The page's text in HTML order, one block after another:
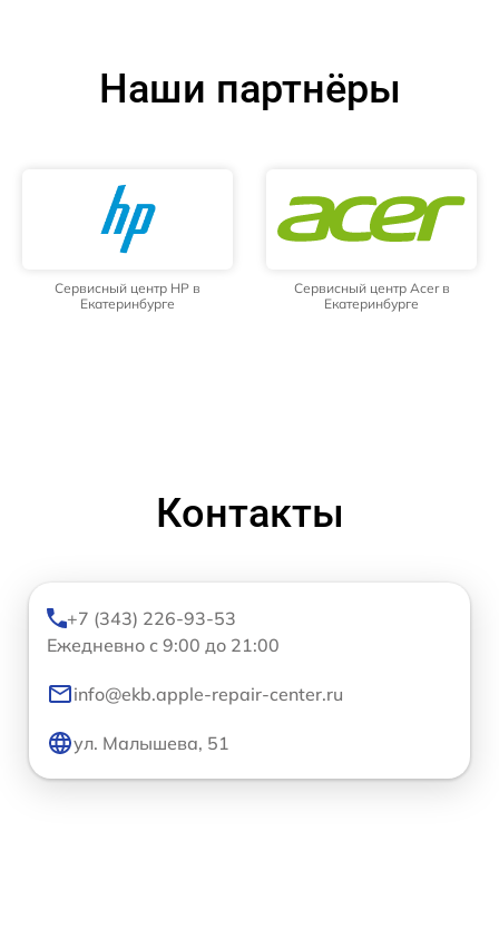
Наши партнёры
Сервисный центр HP в
Екатеринбурге
Сервисный центр Acer в
Екатеринбурге
Контакты
+7 (343) 226-93-53
Ежедневно с 9:00 до 21:00
info@ekb.apple-repair-center.ru
ул. Малышева, 51